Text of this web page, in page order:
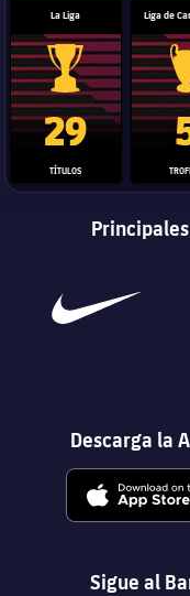
La Liga
Trofeo de La Liga
29
TÍTULOS
Liga de
Descarga la
Sigue al